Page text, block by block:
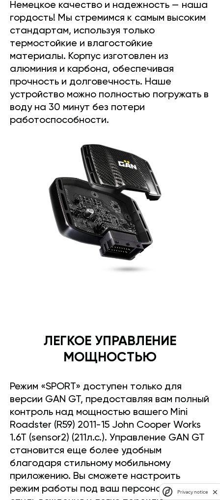
Немецкое качество и надежность — наша
гордость! Мы стремимся к самым высоким
стандартам, используя только
термостойкие и влагостойкие
материалы. Корпус изготовлен из
алюминия и карбона, обеспечивая
прочность и долговечность. Наше
устройство можно полностью погружать в
воду на 30 минут без потери
работоспособности.
ЛЕГКОЕ УПРАВЛЕНИЕ
МОЩНОСТЬЮ
Режим «SPORT» доступен только для
версии GAN GT, предоставляя вам полный
контроль над мощностью вашего Mini
Roadster (R59) 2011-15 John Cooper Works
1.6T (sensor2) (211л.с.). Управление GAN GT
становится еще более удобным
благодаря стильному мобильному
приложению. Вы сможете настроить
режим работы под ваш персональныйPrivacy notice